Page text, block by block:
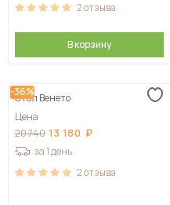
2отзыва
В корзину
-36%
Стол Венето
Цена
20 740 13 180
за 1 день
2отзыва